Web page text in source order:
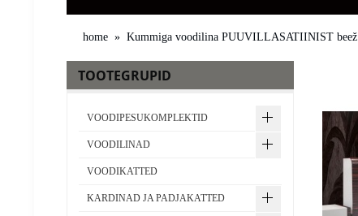
home » Kummiga voodilina PUUVILLASATIINIST beež
TOOTEGRUPID
VOODIPESUKOMPLEKTID
VOODILINAD
VOODIKATTED
KARDINAD JA PADJAKATTED